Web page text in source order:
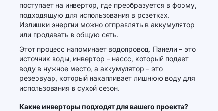
поступает на инвертор, где преобразуется в форму,
подходящую для использования в розетках.
Излишки энергии можно отправлять в аккумулятор
или продавать в общую сеть.
Этот процесс напоминает водопровод. Панели – это
источник воды, инвертор – насос, который подает
воду в нужное место, а аккумулятор – это
резервуар, который накапливает лишнюю воду для
использования в сухой сезон.
Какие инверторы подходят для вашего проекта?